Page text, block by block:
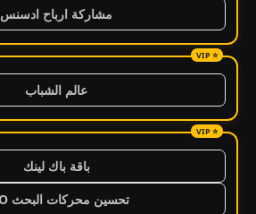
مشاركة ارباح ادسنس
عالم الشباب
باقة باك لينك
تحسين محركات البحث SEO